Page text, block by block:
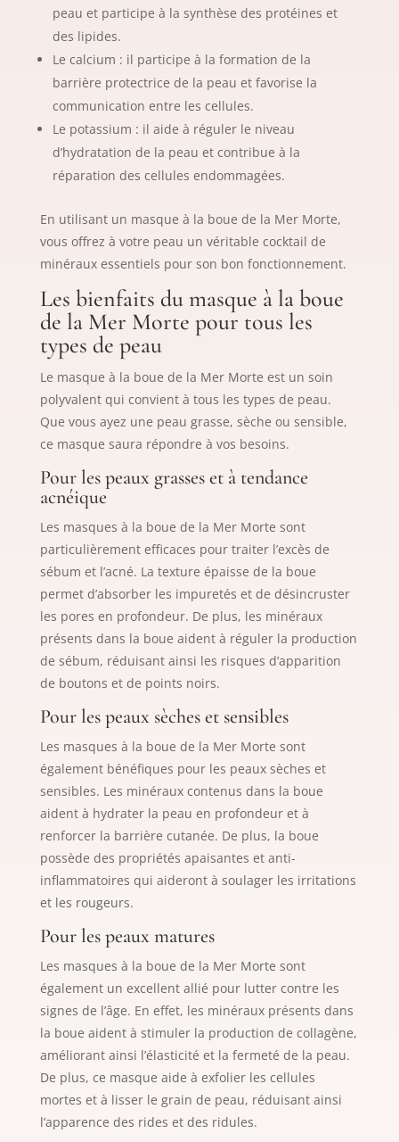
peau et participe à la synthèse des protéines et
des lipides.
Le calcium : il participe à la formation de la
barrière protectrice de la peau et favorise la
communication entre les cellules.
Le potassium : il aide à réguler le niveau
d’hydratation de la peau et contribue à la
réparation des cellules endommagées.
En utilisant un masque à la boue de la Mer Morte,
vous offrez à votre peau un véritable cocktail de
minéraux essentiels pour son bon fonctionnement.
Les bienfaits du masque à la boue
de la Mer Morte pour tous les
types de peau
Le masque à la boue de la Mer Morte est un soin
polyvalent qui convient à tous les types de peau.
Que vous ayez une peau grasse, sèche ou sensible,
ce masque saura répondre à vos besoins.
Pour les peaux grasses et à tendance
acnéique
Les masques à la boue de la Mer Morte sont
particulièrement efficaces pour traiter l’excès de
sébum et l’acné. La texture épaisse de la boue
permet d’absorber les impuretés et de désincruster
les pores en profondeur. De plus, les minéraux
présents dans la boue aident à réguler la production
de sébum, réduisant ainsi les risques d’apparition
de boutons et de points noirs.
Pour les peaux sèches et sensibles
Les masques à la boue de la Mer Morte sont
également bénéfiques pour les peaux sèches et
sensibles. Les minéraux contenus dans la boue
aident à hydrater la peau en profondeur et à
renforcer la barrière cutanée. De plus, la boue
possède des propriétés apaisantes et anti-
inflammatoires qui aideront à soulager les irritations
et les rougeurs.
Pour les peaux matures
Les masques à la boue de la Mer Morte sont
également un excellent allié pour lutter contre les
signes de l’âge. En effet, les minéraux présents dans
la boue aident à stimuler la production de collagène,
améliorant ainsi l’élasticité et la fermeté de la peau.
De plus, ce masque aide à exfolier les cellules
mortes et à lisser le grain de peau, réduisant ainsi
l’apparence des rides et des ridules.